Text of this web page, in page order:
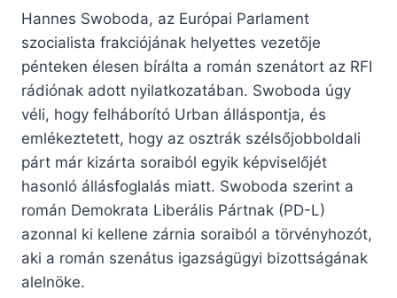
Hannes Swoboda, az Európai Parlament
szocialista frakciójának helyettes vezetője
pénteken élesen bírálta a román szenátort az RFI
rádiónak adott nyilatkozatában. Swoboda úgy
véli, hogy felháborító Urban álláspontja, és
emlékeztetett, hogy az osztrák szélsőjobboldali
párt már kizárta soraiból egyik képviselőjét
hasonló állásfoglalás miatt. Swoboda szerint a
román Demokrata Liberális Pártnak (PD-L)
azonnal ki kellene zárnia soraiból a törvényhozót,
aki a román szenátus igazságügyi bizottságának
alelnöke.